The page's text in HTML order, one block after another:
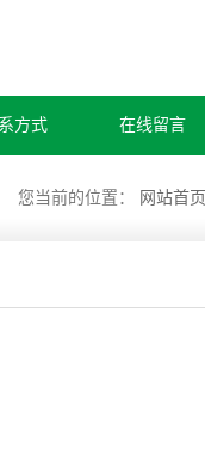
方式 在线留言
您当前的位置： 网站首页